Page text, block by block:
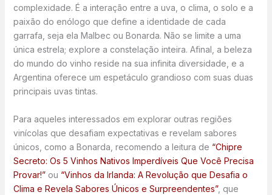
complexidade. É a interação entre a uva, o clima, o solo e a
paixão do enólogo que define a identidade de cada
garrafa, seja ela Malbec ou Bonarda. Não se limite a uma
única estrela; explore a constelação inteira. Afinal, a beleza
do mundo do vinho reside na sua infinita diversidade, e a
Argentina oferece um espetáculo grandioso com suas duas
principais uvas tintas.
Para aqueles interessados em explorar outras regiões
vinícolas que desafiam expectativas e revelam sabores
únicos, como a Bonarda, recomendo a leitura de “Chipre
Secreto: Os 5 Vinhos Nativos Imperdíveis Que Você Precisa
Provar!”ou “Vinhos da Irlanda: A Revolução que Desafia o
Clima e Revela Sabores Únicos e Surpreendentes”, que